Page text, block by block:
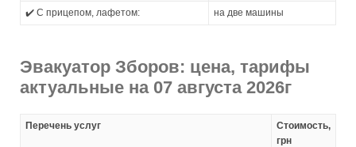
✔️ С прицепом, лафетом: на две машины
Эвакуатор Зборов: цена, тарифы
актуальные на 07 августа 2026г
Перечень услуг
Стоимость,
грн